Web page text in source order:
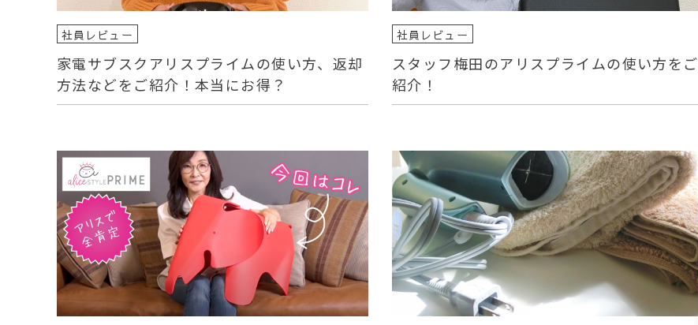
社員レビュー
家電サブスクアリスプライムの使い方、返却
方法などをご紹介！本当にお得？
社員レビュー
スタッフ梅田のアリスプライムの使い方をご
紹介！